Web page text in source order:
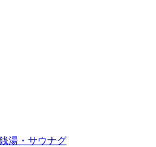
湯・サウナグ